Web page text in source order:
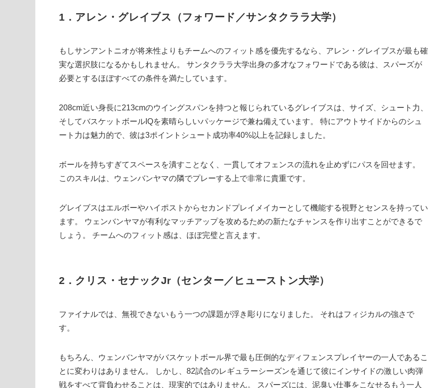
1．アレン・グレイブス（フォワード／サンタクララ大学）
もしサンアントニオが将来性よりもチームへのフィット感を優先するなら、アレン・グレイブスが最も確
実な選択肢になるかもしれません。 サンタクララ大学出身の多才なフォワードである彼は、スパーズが
必要とするほぼすべての条件を満たしています。
208cm近い身長に213cmのウイングスパンを持つと報じられているグレイブスは、サイズ、シュート力、
そしてバスケットボールIQを素晴らしいパッケージで兼ね備えています。 特にアウトサイドからのシュ
ート力は魅力的で、彼は3ポイントシュート成功率40%以上を記録しました。
ボールを持ちすぎてスペースを潰すことなく、一貫してオフェンスの流れを止めずにパスを回せます。
このスキルは、ウェンバンヤマの隣でプレーする上で非常に貴重です。
グレイブスはエルボーやハイポストからセカンドプレイメイカーとして機能する視野とセンスを持ってい
ます。 ウェンバンヤマが有利なマッチアップを攻めるための新たなチャンスを作り出すことができるで
しょう。 チームへのフィット感は、ほぼ完璧と言えます。
2．クリス・セナックJr（センター／ヒューストン大学）
ファイナルでは、無視できないもう一つの課題が浮き彫りになりました。 それはフィジカルの強さで
す。
もちろん、ウェンバンヤマがバスケットボール界で最も圧倒的なディフェンスプレイヤーの一人であるこ
とに変わりはありません。 しかし、82試合のレギュラーシーズンを通じて彼にインサイドの激しい肉弾
戦をすべて背負わせることは、現実的ではありません。 スパーズには、泥臭い仕事をこなせるもう一人